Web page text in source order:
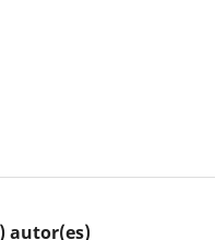
autor(es)